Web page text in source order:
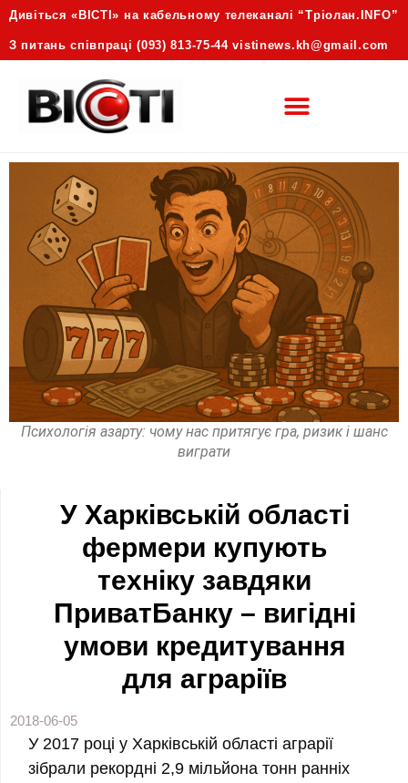
Дивіться «ВІСТІ» на кабельному телеканалі “Трiолан.INFO”
З питань співпраці (093) 813-75-44 vistinews.kh@gmail.com
Психологія азарту: чому нас притягує гра, ризик і шанс
виграти
У Харківській області
фермери купують
техніку завдяки
ПриватБанку – вигідні
умови кредитування
для аграріїв
2018-06-05
У 2017 році у Харківській області аграрії
зібрали рекордні 2,9 мільйона тонн ранніх